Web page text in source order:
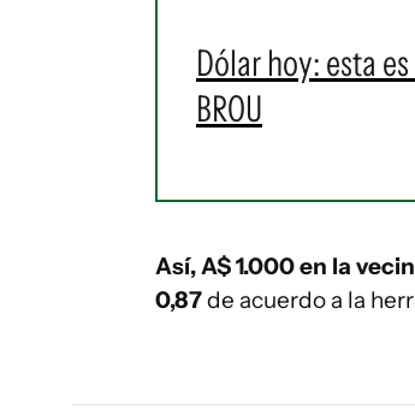
Dólar hoy: esta
BROU
Así, A$ 1.000 en la
0,87de acuerdo a la